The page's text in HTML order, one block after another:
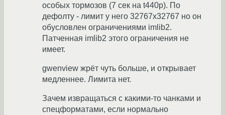
особых тормозов (7 сек на t440p). По
дефолту - лимит у него 32767х32767 но он
обусловлен ограничениями imlib2.
Патченная imlib2 этого ограничения не
имеет.
gwenview жрёт чуть больше, и открывает
медленнее. Лимита нет.
Зачем извращаться с какими-то чанками и
спецформатами, если нормально